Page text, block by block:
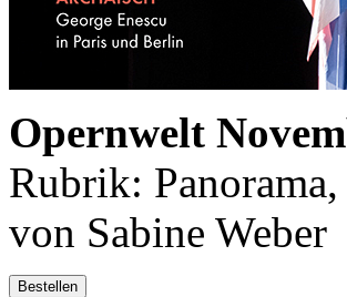
Opernwelt
Rubrik: Panorama,
von Sabine Weber
Bestellen